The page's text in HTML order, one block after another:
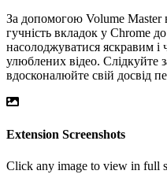
За допомогою Volume Master
гучність вкладок у Chrome
насолоджуватися яскравим і
улюблених відео. Слідкуйте
вдосконалюйте свій досвід
Extension Screenshots
Click any image to view in full